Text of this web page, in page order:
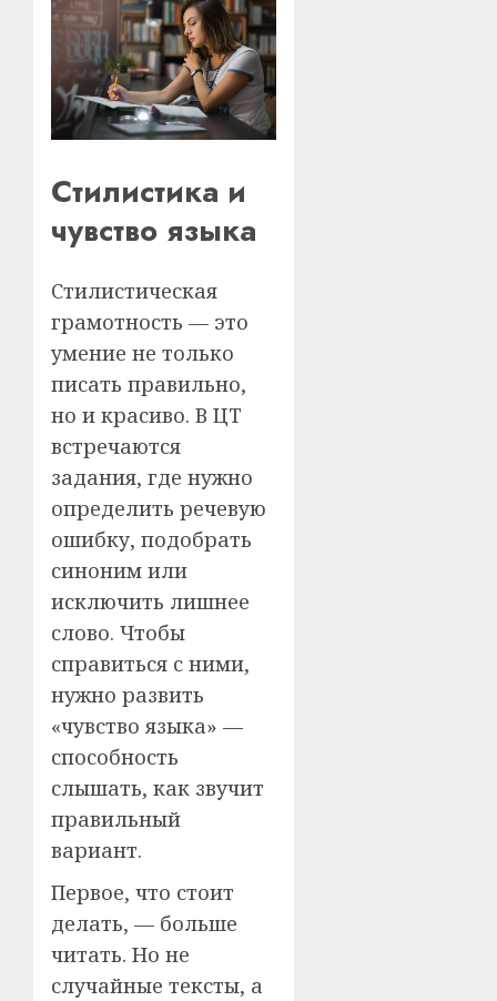
Стилистика и
чувство языка
Стилистическая
грамотность — это
умение не только
писать правильно,
но и красиво. В ЦТ
встречаются
задания, где нужно
определить речевую
ошибку, подобрать
синоним или
исключить лишнее
слово. Чтобы
справиться с ними,
нужно развить
«чувство языка» —
способность
слышать, как звучит
правильный
вариант.
Первое, что стоит
делать, — больше
читать. Но не
случайные тексты, а